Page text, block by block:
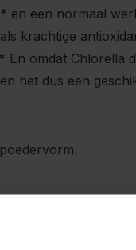
en een normaal
krachtige
En omdat Chlorella
het dus een
gevarieerde
vervanging zijn.